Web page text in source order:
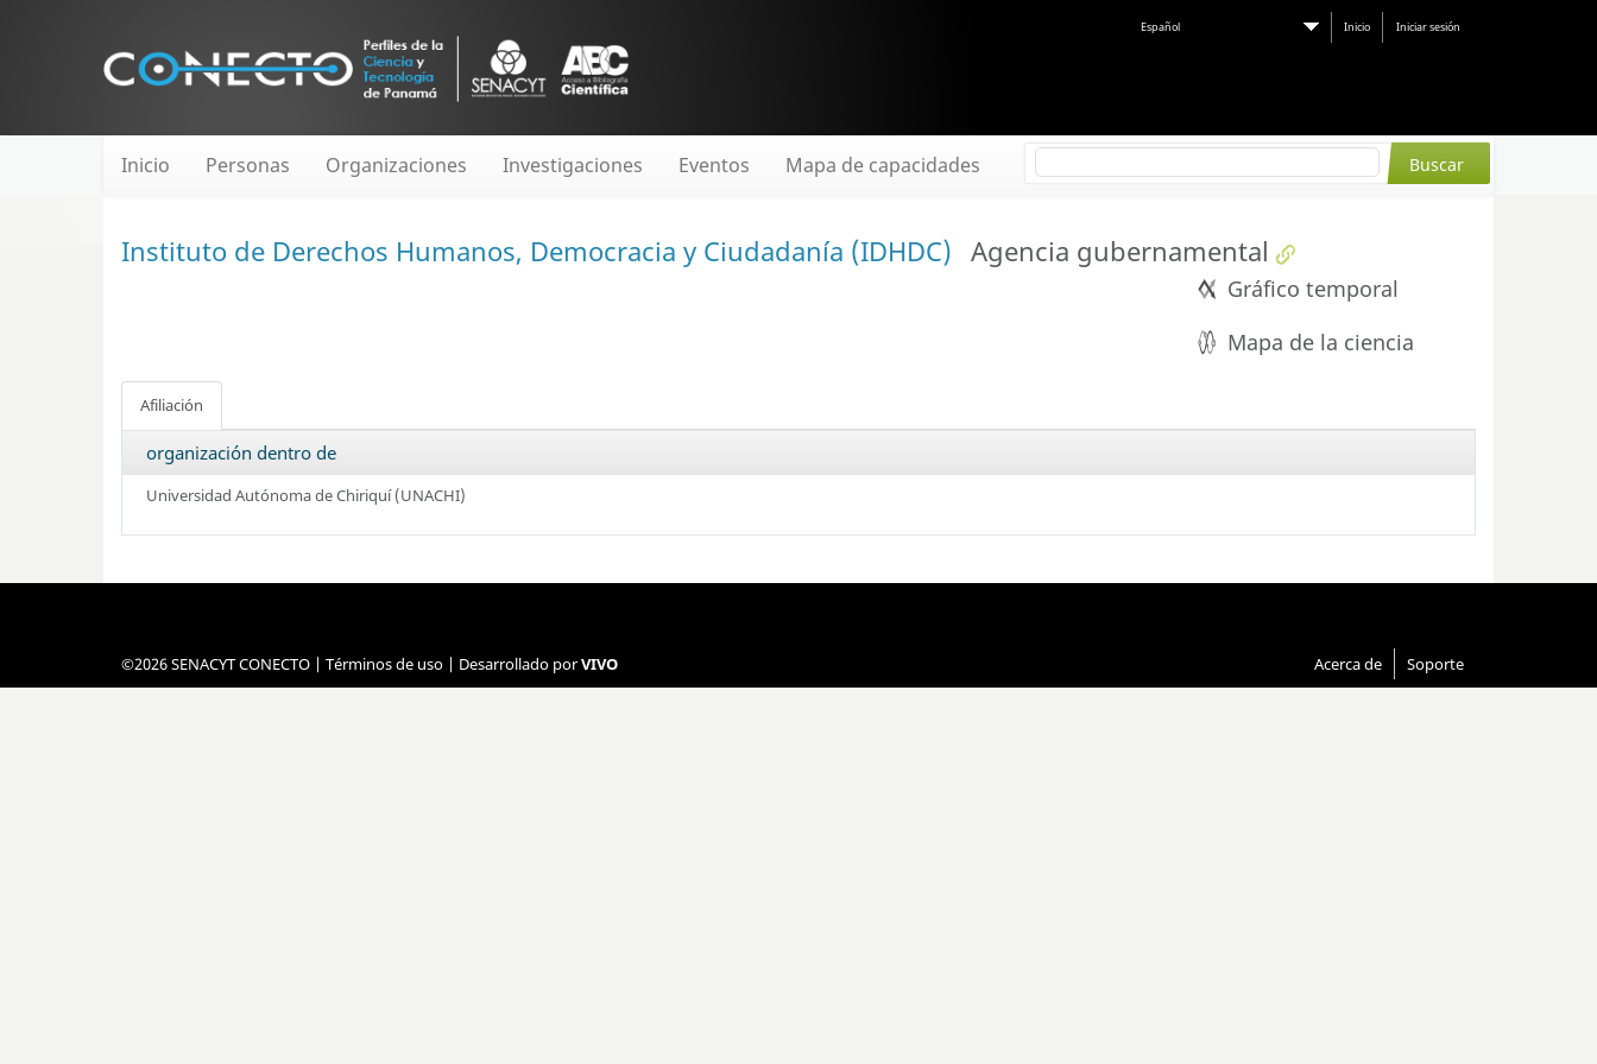
Español Inicio Iniciar sesión
Inicio Personas Organizaciones Investigaciones Eventos Mapa de capacidades
Instituto de Derechos Humanos, Democracia y Ciudadanía (IDHDC) Agencia gubernamental
Gráfico temporal
Mapa de la ciencia
Afiliación
organización dentro de
Universidad Autónoma de Chiriquí (UNACHI)
©2026 SENACYT CONECTO | Términos de uso | Desarrollado porVIVO Acerca de Soporte